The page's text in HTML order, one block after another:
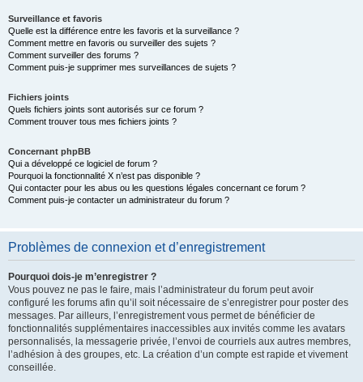
Surveillance et favoris
Quelle est la différence entre les favoris et la surveillance ?
Comment mettre en favoris ou surveiller des sujets ?
Comment surveiller des forums ?
Comment puis-je supprimer mes surveillances de sujets ?
Fichiers joints
Quels fichiers joints sont autorisés sur ce forum ?
Comment trouver tous mes fichiers joints ?
Concernant phpBB
Qui a développé ce logiciel de forum ?
Pourquoi la fonctionnalité X n’est pas disponible ?
Qui contacter pour les abus ou les questions légales concernant ce forum ?
Comment puis-je contacter un administrateur du forum ?
Problèmes de connexion et d’enregistrement
Pourquoi dois-je m’enregistrer ?
Vous pouvez ne pas le faire, mais l’administrateur du forum peut avoir
configuré les forums afin qu’il soit nécessaire de s’enregistrer pour poster des
messages. Par ailleurs, l’enregistrement vous permet de bénéficier de
fonctionnalités supplémentaires inaccessibles aux invités comme les avatars
personnalisés, la messagerie privée, l’envoi de courriels aux autres membres,
l’adhésion à des groupes, etc. La création d’un compte est rapide et vivement
conseillée.